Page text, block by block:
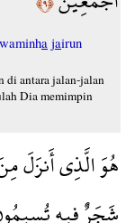
a jairun
di antara jalan-jalan
Dia memimpin
هُوَ الَّذِي أَنزَلَ